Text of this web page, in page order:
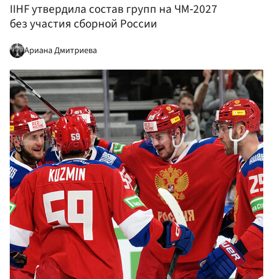
IIHF утвердила состав групп на ЧМ‑2027
без участия сборной России
Ариана Дмитриева